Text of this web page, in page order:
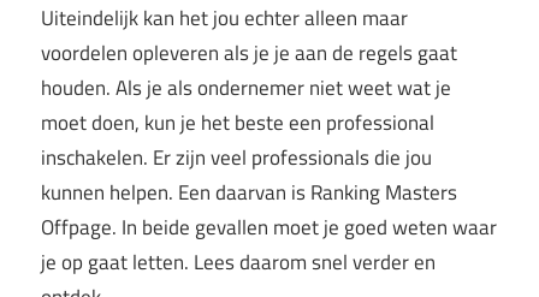
Uiteindelijk kan het jou echter alleen maar
voordelen opleveren als je je aan de regels gaat
houden. Als je als ondernemer niet weet wat je
moet doen, kun je het beste een professional
inschakelen. Er zijn veel professionals die jou
kunnen helpen. Een daarvan is Ranking Masters
Offpage. In beide gevallen moet je goed weten waar
je op gaat letten. Lees daarom snel verder en